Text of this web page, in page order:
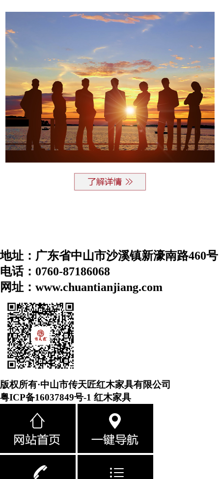
地址：广东省中山市沙溪镇新濠南路460号
电话：0760-87186068
网址：www.chuantianjiang.com
版权所有·中山市传天匠红木家具有限公司
粤ICP备16037849号-1 红木家具